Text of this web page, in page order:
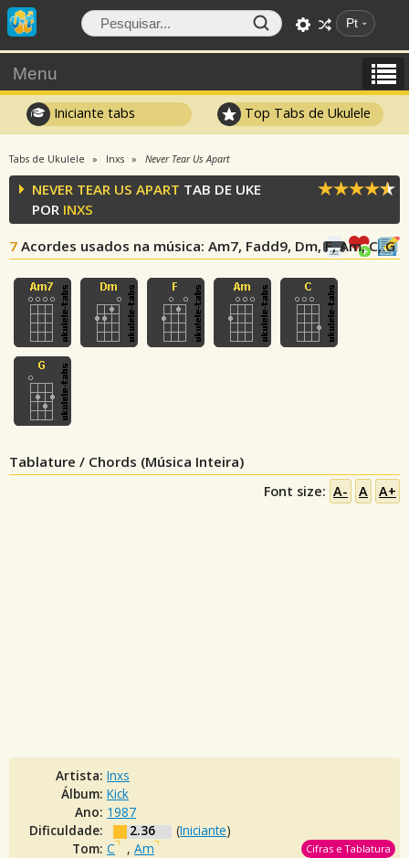
Pt
Menu
Iniciante tabs Top Tabs de Ukulele
Tabs de Ukulele Inxs Never Tear Us Apart
NEVER TEAR US APART TAB DE UKE
POR INXS
7 Acordes usados na música: Am7, Fadd9, Dm, F, Am, C, G
Tablature / Chords (Música Inteira)
Font size: A- A A+
Artista: Inxs
Álbum: Kick
Ano: 1987
Dificuldade:
2.36 (Iniciante)
Tom: C , Am Cifras e Tablatura